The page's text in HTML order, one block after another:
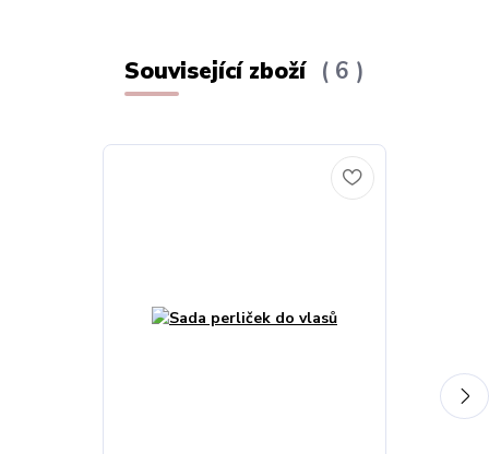
Související zboží 6